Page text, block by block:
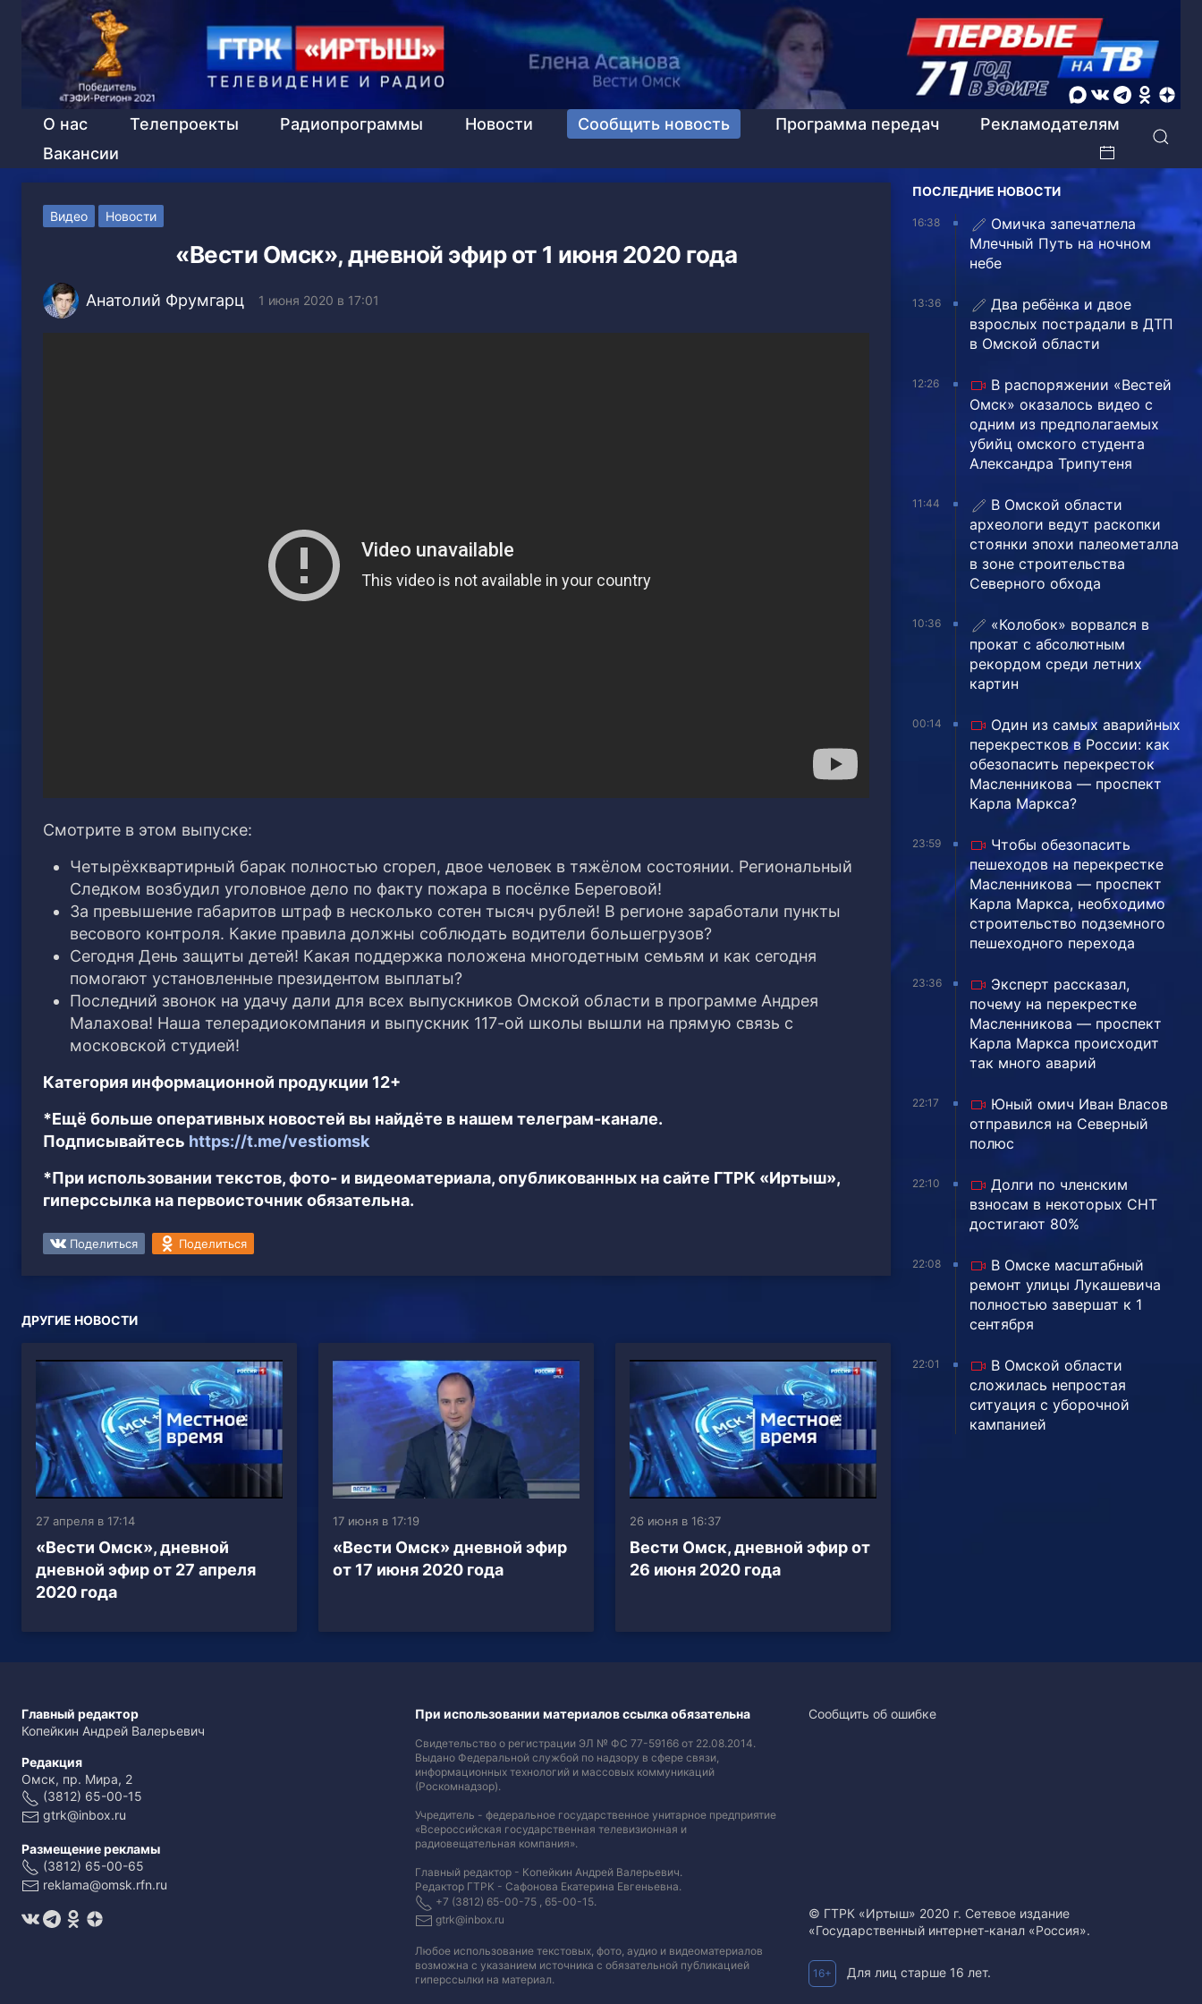
О нас Телепроекты Радиопрограммы Новости Сообщить новость Программа передач
Рекламодателям
Вакансии
Видео Новости
«Вести Омск», дневной эфир от 1 июня 2020 года
Анатолий Фрумгарц 1 июня 2020 в 17:01
Смотрите в этом выпуске:
Четырёхквартирный барак полностью сгорел, двое человек в тяжёлом состоянии. Региональный
Следком возбудил уголовное дело по факту пожара в посёлке Береговой!
За превышение габаритов штраф в несколько сотен тысяч рублей! В регионе заработали пункты
весового контроля. Какие правила должны соблюдать водители большегрузов?
Сегодня День защиты детей! Какая поддержка положена многодетным семьям и как сегодня
помогают установленные президентом выплаты?
Последний звонок на удачу дали для всех выпускников Омской области в программе Андрея
Малахова! Наша телерадиокомпания и выпускник 117-ой школы вышли на прямую связь с
московской студией!
Категория информационной продукции 12+
*Ещё больше оперативных новостей вы найдёте в нашем телеграм-канале.
Подписывайтесь https://t.me/vestiomsk
*При использовании текстов, фото- и видеоматериала, опубликованных на сайте ГТРК «Иртыш»,
гиперссылка на первоисточник обязательна.
Поделиться Поделиться
ДРУГИЕ НОВОСТИ
27 апреля в 17:14
«Вести Омск», дневной
дневной эфир от 27 апреля
2020 года
17 июня в 17:19
«Вести Омск» дневной эфир
от 17 июня 2020 года
26 июня в 16:37
Вести Омск, дневной эфир от
26 июня 2020 года
ПОСЛЕДНИЕ НОВОСТИ
16:38
Омичка запечатлела
Млечный Путь на ночном
небе
13:36
Два ребёнка и двое
взрослых пострадали в ДТП
в Омской области
12:26
В распоряжении «Вестей
Омск» оказалось видео с
одним из предполагаемых
убийц омского студента
Александра Трипутеня
11:44
В Омской области
археологи ведут раскопки
стоянки эпохи палеометалла
в зоне строительства
Северного обхода
10:36
«Колобок» ворвался в
прокат с абсолютным
рекордом среди летних
картин
00:14
Один из самых аварийных
перекрестков в России: как
обезопасить перекресток
Масленникова — проспект
Карла Маркса?
23:59
Чтобы обезопасить
пешеходов на перекрестке
Масленникова — проспект
Карла Маркса, необходимо
строительство подземного
пешеходного перехода
23:36
Эксперт рассказал,
почему на перекрестке
Масленникова — проспект
Карла Маркса происходит
так много аварий
22:17
Юный омич Иван Власов
отправился на Северный
полюс
22:10
Долги по членским
взносам в некоторых СНТ
достигают 80%
22:08
В Омске масштабный
ремонт улицы Лукашевича
полностью завершат к 1
сентября
22:01
В Омской области
сложилась непростая
ситуация с уборочной
кампанией
Главный редактор
Копейкин Андрей Валерьевич
Редакция
Омск, пр. Мира, 2
(3812) 65-00-15
gtrk@inbox.ru
Размещение рекламы
(3812) 65-00-65
reklama@omsk.rfn.ru
При использовании материалов ссылка обязательна
Свидетельство о регистрации ЭЛ № ФС 77-59166 от 22.08.2014.
Выдано Федеральной службой по надзору в сфере связи,
информационных технологий и массовых коммуникаций
(Роскомнадзор).
Учредитель - федеральное государственное унитарное предприятие
«Всероссийская государственная телевизионная и
радиовещательная компания».
Главный редактор - Копейкин Андрей Валерьевич.
Редактор ГТРК - Сафонова Екатерина Евгеньевна.
+7 (3812) 65-00-75 , 65-00-15.
gtrk@inbox.ru
Любое использование текстовых, фото, аудио и видеоматериалов
возможна с указанием источника с обязательной публикацией
гиперссылки на материал.
Сообщить об ошибке
© ГТРК «Иртыш» 2020 г. Сетевое издание
«Государственный интернет-канал «Россия».
16+ Для лиц старше 16 лет.